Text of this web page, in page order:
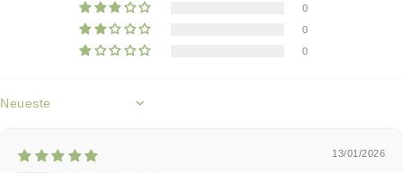
0
0
0
Sort by
13/01/2026